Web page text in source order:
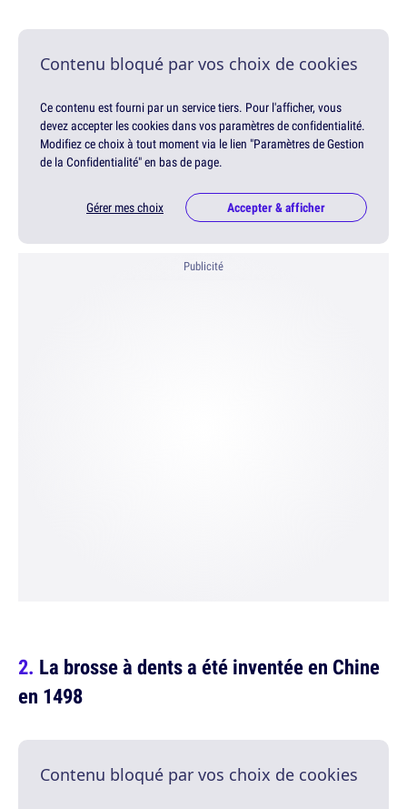
Contenu bloqué par vos choix de cookies
Ce contenu est fourni par un service tiers. Pour l'afficher, vous
devez accepter les cookies dans vos paramètres de confidentialité.
Modifiez ce choix à tout moment via le lien "Paramètres de Gestion
de la Confidentialité" en bas de page.
Gérer mes choix Accepter & afficher
Publicité
La brosse à dents a été inventée en Chine
en 1498
Contenu bloqué par vos choix de cookies